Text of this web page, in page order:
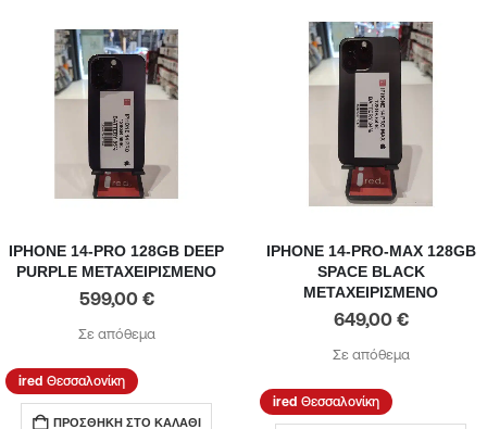
IPHONE 14-PRO 128GB DEEP
PURPLE ΜΕΤΑΧΕΙΡΙΣΜΕΝΟ
599,00 €
Σε απόθεμα
Θεσσαλονίκη
ΠΡΟΣΘΉΚΗ ΣΤΟ ΚΑΛΆΘΙ
IPHONE 14-PRO-MAX 128GB
SPACE BLACK
ΜΕΤΑΧΕΙΡΙΣΜΕΝΟ
649,00 €
Σε απόθεμα
Θεσσαλονίκη